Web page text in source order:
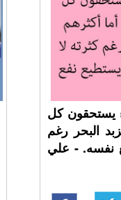
يستحقون كل
البحر رغم
نفسه. - علي